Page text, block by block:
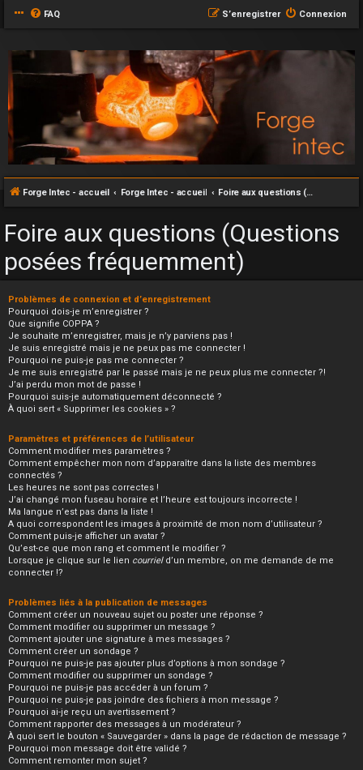
FAQ Connexion
S’enregistrer
Forge Intec - accueil Forge Intec - accueil Foire aux questions (Questions posées fréquemment)
Foire aux questions (Questions
posées fréquemment)
Problèmes de connexion et d’enregistrement
Pourquoi dois-je m’enregistrer ?
Que signifie COPPA ?
Je souhaite m’enregistrer, mais je n’y parviens pas !
Je suis enregistré mais je ne peux pas me connecter !
Pourquoi ne puis-je pas me connecter ?
Je me suis enregistré par le passé mais je ne peux plus me connecter ?!
J’ai perdu mon mot de passe !
Pourquoi suis-je automatiquement déconnecté ?
À quoi sert « Supprimer les cookies » ?
Paramètres et préférences de l’utilisateur
Comment modifier mes paramètres ?
Comment empêcher mon nom d’apparaître dans la liste des membres
connectés ?
Les heures ne sont pas correctes !
J’ai changé mon fuseau horaire et l’heure est toujours incorrecte !
Ma langue n’est pas dans la liste !
A quoi correspondent les images à proximité de mon nom d’utilisateur ?
Comment puis-je afficher un avatar ?
Qu’est-ce que mon rang et comment le modifier ?
Lorsque je clique sur le lien courrield’un membre, on me demande de me
connecter !?
Problèmes liés à la publication de messages
Comment créer un nouveau sujet ou poster une réponse ?
Comment modifier ou supprimer un message ?
Comment ajouter une signature à mes messages ?
Comment créer un sondage ?
Pourquoi ne puis-je pas ajouter plus d’options à mon sondage ?
Comment modifier ou supprimer un sondage ?
Pourquoi ne puis-je pas accéder à un forum ?
Pourquoi ne puis-je pas joindre des fichiers à mon message ?
Pourquoi ai-je reçu un avertissement ?
Comment rapporter des messages à un modérateur ?
À quoi sert le bouton « Sauvegarder » dans la page de rédaction de message ?
Pourquoi mon message doit être validé ?
Comment remonter mon sujet ?